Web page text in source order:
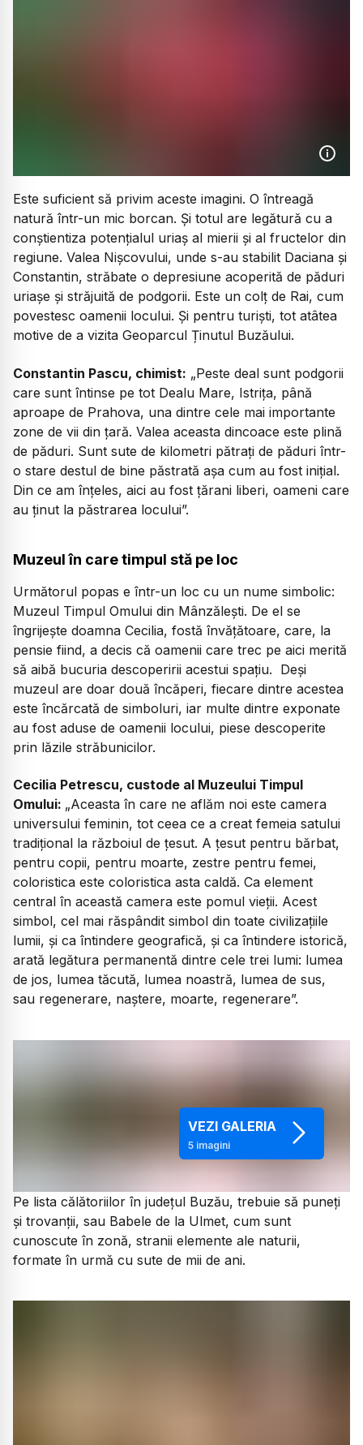
Este suficient să privim aceste imagini. O întreagă
natură într-un mic borcan. Și totul are legătură cu a
conștientiza potențialul uriaș al mierii și al fructelor din
regiune. Valea Nișcovului, unde s-au stabilit Daciana și
Constantin, străbate o depresiune acoperită de păduri
uriașe și străjuită de podgorii. Este un colț de Rai, cum
povestesc oamenii locului. Și pentru turiști, tot atâtea
motive de a vizita Geoparcul Ținutul Buzăului.
Constantin Pascu, chimist: „Peste deal sunt podgorii
care sunt întinse pe tot Dealu Mare, Istrița, până
aproape de Prahova, una dintre cele mai importante
zone de vii din țară. Valea aceasta dincoace este plină
de păduri. Sunt sute de kilometri pătrați de păduri într-
o stare destul de bine păstrată așa cum au fost inițial.
Din ce am înțeles, aici au fost țărani liberi, oameni care
au ținut la păstrarea locului”.
Muzeul în care timpul stă pe loc
Următorul popas e într-un loc cu un nume simbolic:
Muzeul Timpul Omului din Mânzălești. De el se
îngrijește doamna Cecilia, fostă învățătoare, care, la
pensie fiind, a decis că oamenii care trec pe aici merită
să aibă bucuria descoperirii acestui spațiu. Deși
muzeul are doar două încăperi, fiecare dintre acestea
este încărcată de simboluri, iar multe dintre exponate
au fost aduse de oamenii locului, piese descoperite
prin lăzile străbunicilor.
Cecilia Petrescu, custode al Muzeului Timpul
Omului: „Aceasta în care ne aflăm noi este camera
universului feminin, tot ceea ce a creat femeia satului
tradițional la războiul de țesut. A țesut pentru bărbat,
pentru copii, pentru moarte, zestre pentru femei,
coloristica este coloristica asta caldă. Ca element
central în această camera este pomul vieții. Acest
simbol, cel mai răspândit simbol din toate civilizațiile
lumii, și ca întindere geografică, și ca întindere istorică,
arată legătura permanentă dintre cele trei lumi: lumea
de jos, lumea tăcută, lumea noastră, lumea de sus,
sau regenerare, naștere, moarte, regenerare”.
VEZI GALERIA
5imagini
Pe lista călătoriilor în județul Buzău, trebuie să puneți
și trovanții, sau Babele de la Ulmet, cum sunt
cunoscute în zonă, stranii elemente ale naturii,
formate în urmă cu sute de mii de ani.